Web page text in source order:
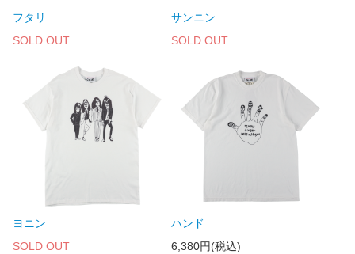
フタリ
SOLD OUT
サンニン
SOLD OUT
ヨニン
SOLD OUT
ハンド
6,380円(税込)